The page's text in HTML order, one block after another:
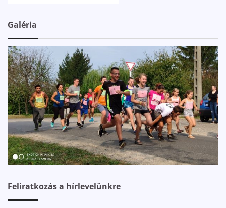
Galéria
Feliratkozás a hírlevelünkre